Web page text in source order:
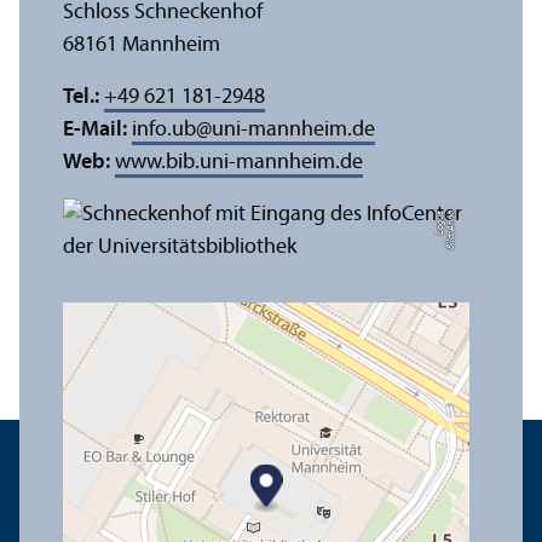
Bil
d:
A
n
n
a
L
o
g
u
e
Schloss Schneckenhof
68161 Mannheim
Tel.: +49 621 181-2948
E-Mail: info.ub@uni-mannheim.de
Web: www.bib.uni-mannheim.de